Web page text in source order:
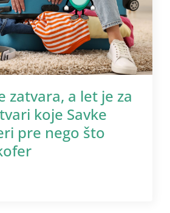
zatvara, a let je za
koje Savke
pre nego što